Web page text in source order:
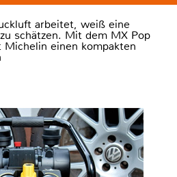
arbeitet, weiß eine
schätzen. Mit dem MX Pop
einen kompakten